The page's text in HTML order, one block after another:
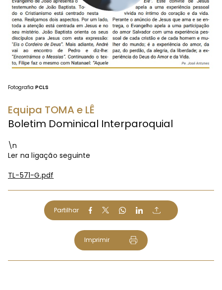
Fotografia PCLS
Equipa TOMA e LÊ
Boletim Dominical Interparoquial
\n
Ler na ligação seguinte
TL-571-G.pdf
Partilhar
Imprimir